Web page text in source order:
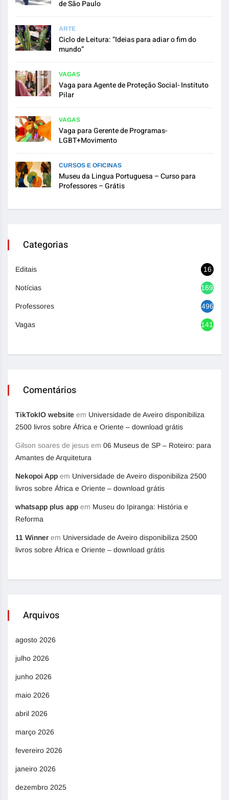
de São Paulo
ARTE
Ciclo de Leitura: “Ideias para adiar o fim do
mundo”
VAGAS
Vaga para Agente de Proteção Social- Instituto
Pilar
VAGAS
Vaga para Gerente de Programas-
LGBT+Movimento
CURSOS E OFICINAS
Museu da Lingua Portuguesa – Curso para
Professores – Grátis
Categorias
Editais 16
Notícias 1692
Professores 496
Vagas 1416
Comentários
TikTokIO website em Universidade de Aveiro disponibiliza
2500 livros sobre África e Oriente – download grátis
Gilson soares de jesus em 06 Museus de SP – Roteiro: para
Amantes de Arquitetura
Nekopoi App em Universidade de Aveiro disponibiliza 2500
livros sobre África e Oriente – download grátis
whatsapp plus app em Museu do Ipiranga: História e
Reforma
11 Winner em Universidade de Aveiro disponibiliza 2500
livros sobre África e Oriente – download grátis
Arquivos
agosto 2026
julho 2026
junho 2026
maio 2026
abril 2026
março 2026
fevereiro 2026
janeiro 2026
dezembro 2025